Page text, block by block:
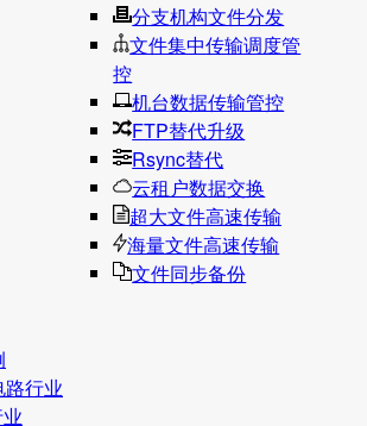
分支机构文件分发
文件集中传输调度管
控
机台数据传输管控
FTP替代升级
Rsync替代
云租户数据交换
超大文件高速传输
海量文件高速传输
文件同步备份
行业